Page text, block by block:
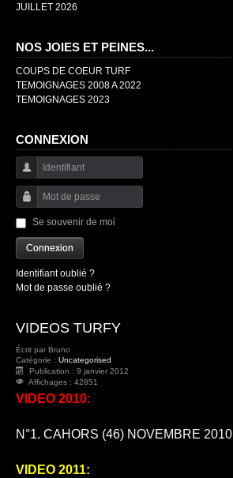
JUILLET 2026
NOS JOIES ET PEINES...
COUPS DE COEUR TURF
TEMOIGNAGES 2008 A 2022
TEMOIGNAGES 2023
CONNEXION
Identifiant
Mot de passe
Se souvenir de moi
Connexion
Identifiant oublié ?
Mot de passe oublié ?
VIDEOS TURFY
Écrit par Bruno
Catégorie : Uncategorised
Publication : 9 janvier 2012
Affichages : 42851
VIDEO 2010:
N°1. CAHORS (46) NOVEMBRE 2010
VIDEO 2011: